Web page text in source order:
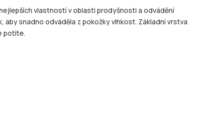
vlastností v oblasti prodyšnosti a odvádění
snadno odváděla z pokožky vlhkost. Základní vrstva
potíte.